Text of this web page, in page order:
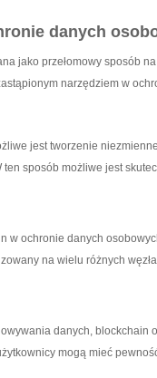
danych
jako przełomowy sposób
narzędziem w
jest tworzenie
sposób możliwe jest
w ochronie danych
na wielu różnych
danych, ⁣blockchain
mogą mieć